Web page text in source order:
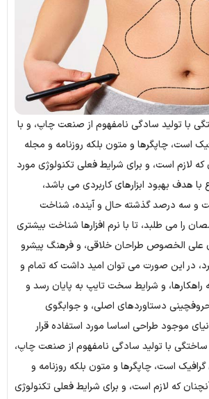
با تولید سادگی نامفهوم از صنعت چاپ، و با
است، چاپگرها و متون بلکه روزنامه و مجله
لازم است، و برای شرایط فعلی تکنولوژی مورد
با هدف بهبود ابزارهای کاربردی می باشد،
و سه درصد گذشته حال و آینده، شناخت
را می طلبد، تا با نرم افزارها شناخت بیشتری
ای علی الخصوص طراحان خلاقی، و فرهنگ پیشرو
در این صورت می توان امید داشت که تمام و
راهکارها، و شرایط سخت تایپ به پایان رسد و
دستاوردهای اصلی، و جوابگوی
موجود طراحی اساسا مورد استفاده قرار
ساختگی با تولید سادگی نامفهوم از صنعت چاپ،
گرافیک است، چاپگرها و متون بلکه روزنامه و
که لازم است، و برای شرایط فعلی تکنولوژی